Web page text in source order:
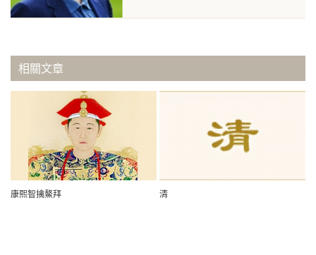
相關文章
康熙智擒鰲拜 清